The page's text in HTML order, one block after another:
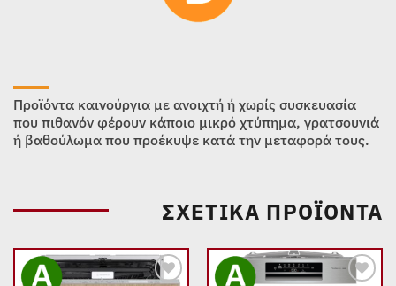
Προϊόντα καινούργια με ανοιχτή ή χωρίς συσκευασία
που πιθανόν φέρουν κάποιο μικρό χτύπημα, γρατσουνιά
ή βαθούλωμα που προέκυψε κατά την μεταφορά τους.
ΣΧΕΤΙΚΆ ΠΡΟΪΌΝΤΑ